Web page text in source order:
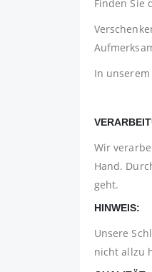
Finden Sie
In unserem
Wir
Hand.
geht.
HINWEIS:
Unsere
nicht allzu